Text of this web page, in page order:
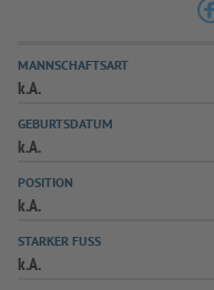
MANNSCHAFTSART
k.A.
GEBURTSDATUM
k.A.
POSITION
k.A.
STARKER FUSS
k.A.